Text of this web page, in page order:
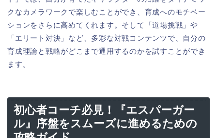
クなカメラワークで楽しむことができ、育成へのモチベー
ションをさらに高めてくれます。そして「道場挑戦」や
「エリート対決」など、多彩な対戦コンテンツで、自分の
育成理論と戦略がどこまで通用するのかを試すことができ
ます。
初心者コーチ必見！『エスパーガー
ル』序盤をスムーズに進めるための